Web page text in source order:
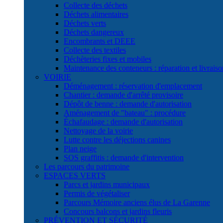
Collecte des déchets
Déchets alimentaires
Déchets verts
Déchets dangereux
Encombrants et DEEE
Collecte des textiles
Déchèteries fixes et mobiles
Maintenance des conteneurs : réparation et
VOIRIE
Déménagement : réservation d'emplacement
Chantier : demande d'arrêté provisoire
Dépôt de benne : demande d'autorisation
Aménagement de "bateau" : procédure
Échafaudage : demande d'autorisation
Nettoyage de la voirie
Lutte contre les déjections canines
Plan neige
SOS graffitis : demande d'intervention
Les parcours du patrimoine
ESPACES VERTS
Parcs et jardins municipaux
Permis de végétaliser
Parcours Mémoire anciens élus de La Garenne
Concours balcons et jardins fleuris
PRÉVENTION ET SÉCURITÉ